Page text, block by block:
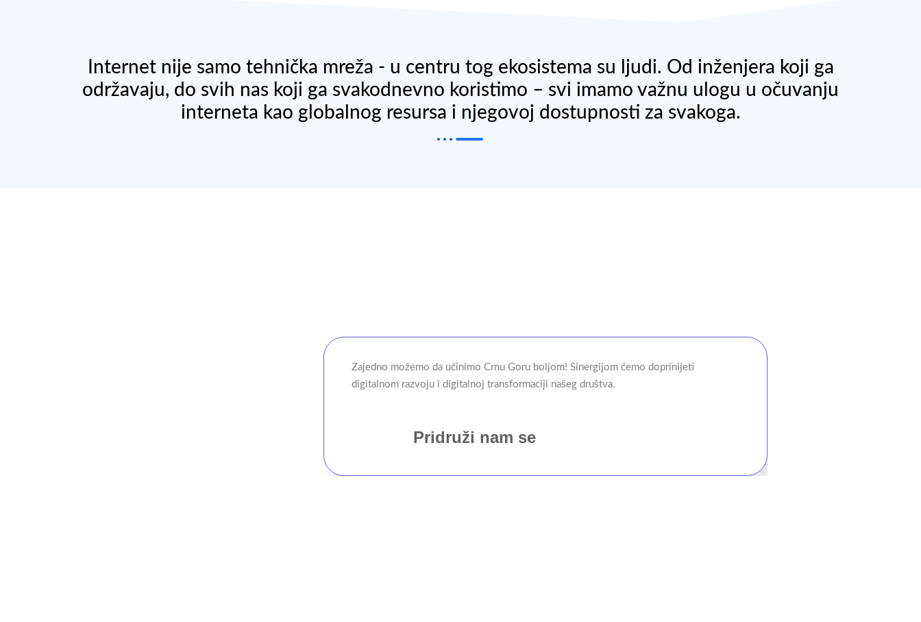
Internet nije samo tehnička mreža - u centru tog ekosistema su ljudi. Od inženjera koji ga
održavaju, do svih nas koji ga svakodnevno koristimo – svi imamo važnu ulogu u očuvanju
interneta kao globalnog resursa i njegovoj dostupnosti za svakoga.
Zajedno možemo da učinimo Crnu Goru boljom! Sinergijom ćemo doprinijeti
digitalnom razvoju i digitalnoj transformaciji našeg društva.
Pridruži nam se